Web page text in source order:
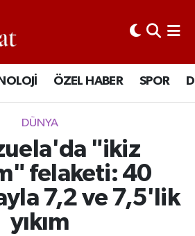
ÖZEL HABER SPOR
DÜNYA
"ikiz
felaketi: 40
7,2 ve 7,5'lik
yıkım